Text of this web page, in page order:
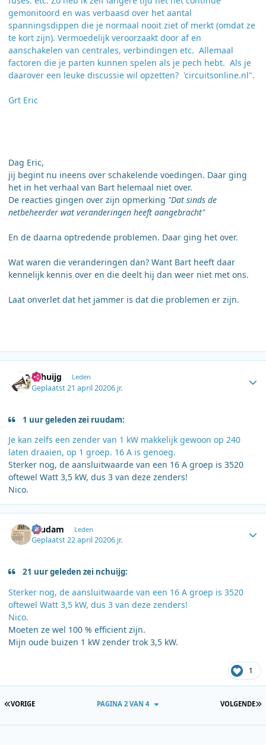
gemonitoord en was verbaasd over het aantal
spanningsdippen die je normaal nooit ziet of merkt (omdat ze
te kort zijn). Vermoedelijk veroorzaakt door af en
aanschakelen van centrales, verbindingen etc. Allemaal
factoren die je parten kunnen spelen als je pech hebt. Als je
daarover een leuke discussie wil opzetten? 'circuitsonline.nl".
Grt Eric
Dag Eric,
jij begint nu ineens over schakelende voedingen. Daar ging
het in het verhaal van Bart helemaal niet over.
De reacties gingen over zijn opmerking "Dat sinds de
netbeheerder wat veranderingen heeft aangebracht"
En de daarna optredende problemen. Daar ging het over.
Wat waren die veranderingen dan? Want Bart heeft daar
kennelijk kennis over en die deelt hij dan weer niet met ons.
Laat onverlet dat het jammer is dat die problemen er zijn.
nchuijg Leden
Geplaatst21 april 20206 jr.
1 uur geleden zei ruudam:
Je kan zelfs een zender van 1 kW makkelijk gewoon op 240
laten draaien, op 1 groep. 16 A is genoeg.
Sterker nog, de aansluitwaarde van een 16 A groep is 3520
oftewel Watt 3,5 kW, dus 3 van deze zenders!
Nico.
ruudam Leden
Geplaatst22 april 20206 jr.
21 uur geleden zei nchuijg:
Sterker nog, de aansluitwaarde van een 16 A groep is 3520
oftewel Watt 3,5 kW, dus 3 van deze zenders!
Nico.
Moeten ze wel 100 % efficient zijn.
Mijn oude buizen 1 kW zender trok 3,5 kW.
1
EERSTE PAGINA
VORIGE VOLGENDE
PAGINA 2 VAN 4